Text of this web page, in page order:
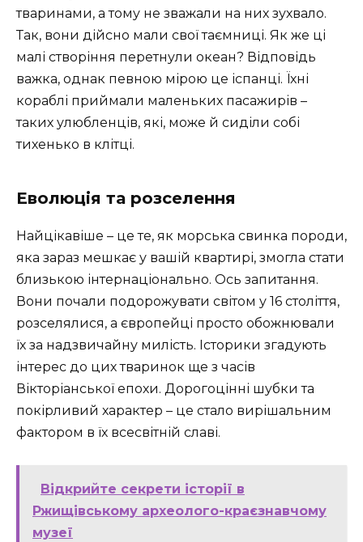
тваринами, а тому не зважали на них зухвало.
Так, вони дійсно мали свої таємниці. Як же ці
малі створіння перетнули океан? Відповідь
важка, однак певною мірою це іспанці. Їхні
кораблі приймали маленьких пасажирів –
таких улюбленців, які, може й сиділи собі
тихенько в клітці.
Еволюція та розселення
Найцікавіше – це те, як морська свинка породи,
яка зараз мешкає у вашій квартирі, змогла стати
близькою інтернаціонально. Ось запитання.
Вони почали подорожувати світом у 16 століття,
розселялися, а європейці просто обожнювали
їх за надзвичайну милість. Історики згадують
інтерес до цих тваринок ще з часів
Вікторіанської епохи. Дорогоцінні шубки та
покірливий характер – це стало вирішальним
фактором в їх всесвітній славі.
Відкрийте секрети історії в
Ржищівському археолого-краєзнавчому
музеї